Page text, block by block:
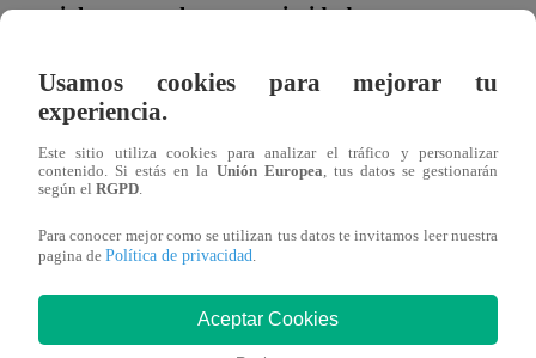
especial, conoce algunas curiosidades
Hace 9 mil años, en el antiguo egipto,
Usamos cookies para mejorar tu
experiencia.
Este sitio utiliza cookies para analizar el tráfico y personalizar
contenido. Si estás en la Unión Europea, tus datos se gestionarán
según el RGPD.
Para conocer mejor como se utilizan tus datos te invitamos leer nuestra
pagina de Política de privacidad.
Aceptar Cookies